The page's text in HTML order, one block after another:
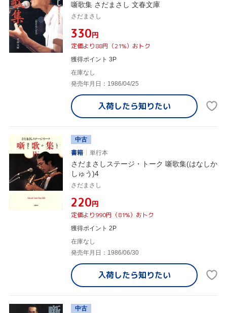
噺歌集 さだまさし 文春文庫
さだまさし
¥330円
定価より88円（21%）おトク
獲得ポイント 3P
在庫なし
発売年月日：1986/04/25
入荷したら知りたい
中古
書籍
単行本
さだまさしステージ・トーク 噺歌集(はなしか
しゅう)4
さだまさし
¥220円
定価より990円（81%）おトク
獲得ポイント 2P
在庫なし
発売年月日：1986/06/30
入荷したら知りたい
中古